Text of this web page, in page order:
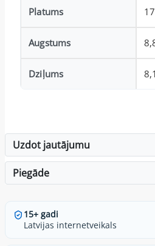
Platums
Augstums
Dziļums
Uzdot jautājumu
Piegāde
15+ gadi
Latvijas internetveikals